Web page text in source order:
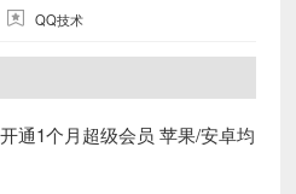
QQ技术
通1个月超级会员 苹果/安卓均